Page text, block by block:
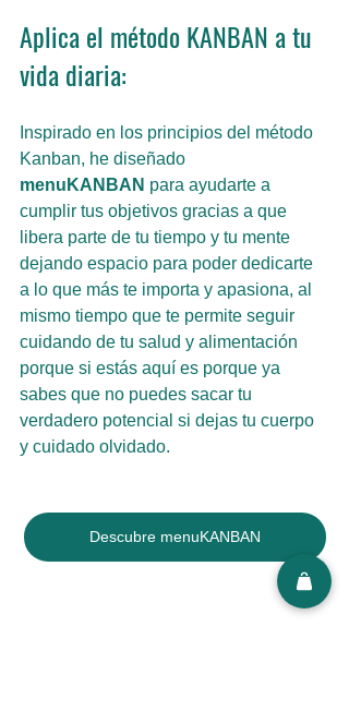
Aplica el método KANBAN a tu
vida diaria:
Inspirado en los principios del método
Kanban, he diseñado
menuKANBAN para ayudarte a
cumplir tus objetivos gracias a que
libera parte de tu tiempo y tu mente
dejando espacio para poder dedicarte
a lo que más te importa y apasiona, al
mismo tiempo que te permite seguir
cuidando de tu salud y alimentación
porque si estás aquí es porque ya
sabes que no puedes sacar tu
verdadero potencial si dejas tu cuerpo
y cuidado olvidado.
Descubre menuKANBAN